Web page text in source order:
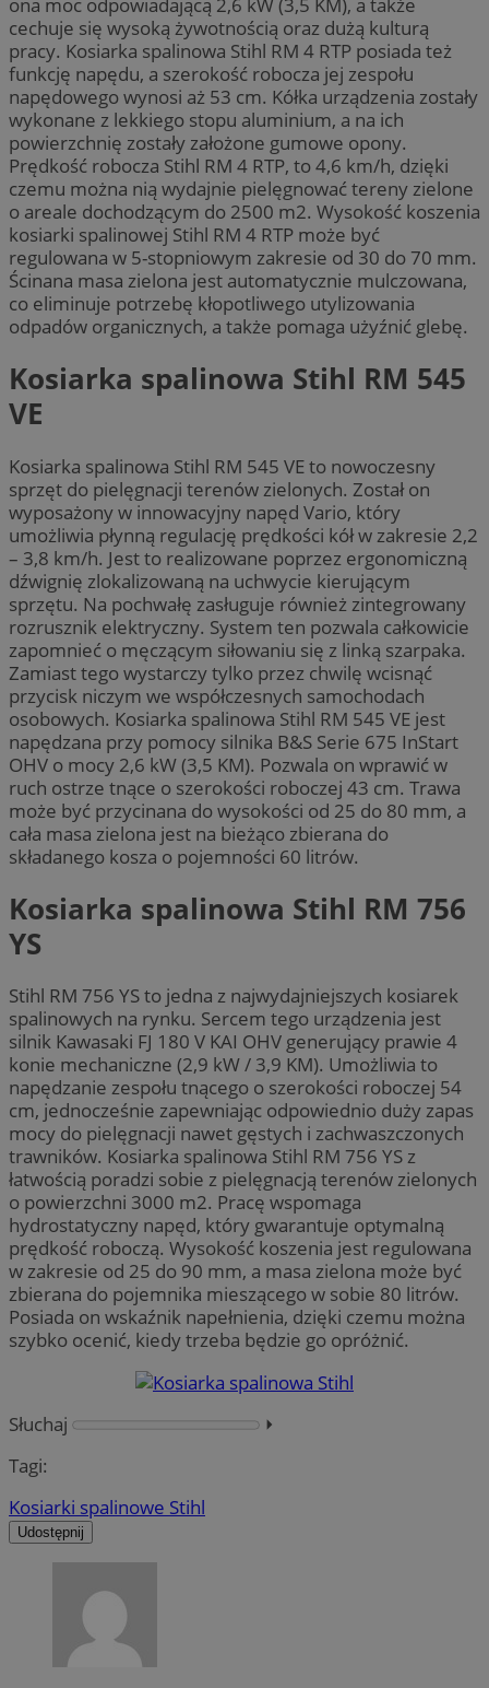
cechuje się wysoką żywotnością oraz dużą kulturą
pracy. Kosiarka spalinowa Stihl RM 4 RTP posiada też
funkcję napędu, a szerokość robocza jej zespołu
napędowego wynosi aż 53 cm. Kółka urządzenia zostały
wykonane z lekkiego stopu aluminium, a na ich
powierzchnię zostały założone gumowe opony.
Prędkość robocza Stihl RM 4 RTP, to 4,6 km/h, dzięki
czemu można nią wydajnie pielęgnować tereny zielone
o areale dochodzącym do 2500 m2. Wysokość koszenia
kosiarki spalinowej Stihl RM 4 RTP może być
regulowana w 5-stopniowym zakresie od 30 do 70 mm.
Ścinana masa zielona jest automatycznie mulczowana,
co eliminuje potrzebę kłopotliwego utylizowania
odpadów organicznych, a także pomaga użyźnić glebę.
Kosiarka spalinowa Stihl RM 545
VE
Kosiarka spalinowa Stihl RM 545 VE to nowoczesny
sprzęt do pielęgnacji terenów zielonych. Został on
wyposażony w innowacyjny napęd Vario, który
umożliwia płynną regulację prędkości kół w zakresie 2,2
– 3,8 km/h. Jest to realizowane poprzez ergonomiczną
dźwignię zlokalizowaną na uchwycie kierującym
sprzętu. Na pochwałę zasługuje również zintegrowany
rozrusznik elektryczny. System ten pozwala całkowicie
zapomnieć o męczącym siłowaniu się z linką szarpaka.
Zamiast tego wystarczy tylko przez chwilę wcisnąć
przycisk niczym we współczesnych samochodach
osobowych. Kosiarka spalinowa Stihl RM 545 VE jest
napędzana przy pomocy silnika B&S Serie 675 InStart
OHV o mocy 2,6 kW (3,5 KM). Pozwala on wprawić w
ruch ostrze tnące o szerokości roboczej 43 cm. Trawa
może być przycinana do wysokości od 25 do 80 mm, a
cała masa zielona jest na bieżąco zbierana do
składanego kosza o pojemności 60 litrów.
Kosiarka spalinowa Stihl RM 756
YS
Stihl RM 756 YS to jedna z najwydajniejszych kosiarek
spalinowych na rynku. Sercem tego urządzenia jest
silnik Kawasaki FJ 180 V KAI OHV generujący prawie 4
konie mechaniczne (2,9 kW / 3,9 KM). Umożliwia to
napędzanie zespołu tnącego o szerokości roboczej 54
cm, jednocześnie zapewniając odpowiednio duży zapas
mocy do pielęgnacji nawet gęstych i zachwaszczonych
trawników. Kosiarka spalinowa Stihl RM 756 YS z
łatwością poradzi sobie z pielęgnacją terenów zielonych
o powierzchni 3000 m2. Pracę wspomaga
hydrostatyczny napęd, który gwarantuje optymalną
prędkość roboczą. Wysokość koszenia jest regulowana
w zakresie od 25 do 90 mm, a masa zielona może być
zbierana do pojemnika mieszącego w sobie 80 litrów.
Posiada on wskaźnik napełnienia, dzięki czemu można
szybko ocenić, kiedy trzeba będzie go opróżnić.
Słuchaj
⏵︎
Tagi:
Kosiarki spalinowe Stihl
Udostępnij